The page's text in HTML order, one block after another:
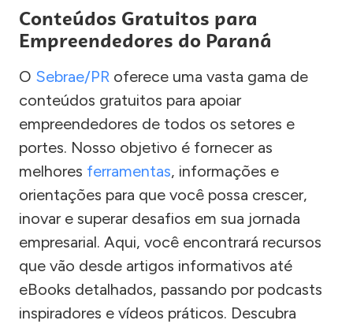
Conteúdos Gratuitos para
Empreendedores do Paraná
O Sebrae/PR oferece uma vasta gama de
conteúdos gratuitos para apoiar
empreendedores de todos os setores e
portes. Nosso objetivo é fornecer as
melhores ferramentas, informações e
orientações para que você possa crescer,
inovar e superar desafios em sua jornada
empresarial. Aqui, você encontrará recursos
que vão desde artigos informativos até
eBooks detalhados, passando por podcasts
inspiradores e vídeos práticos. Descubra